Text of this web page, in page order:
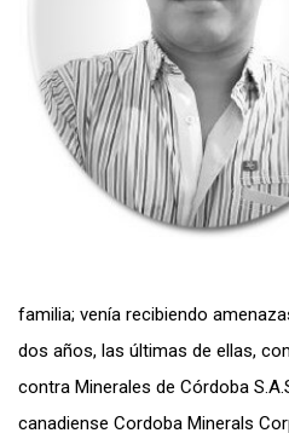
familia; venía recibiendo
dos años, las últimas de ellas,
contra Minerales de Córdoba
canadiense Cordoba Minerals